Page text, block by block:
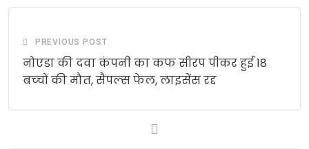
PREVIOUS POST
नोएडा की दवा कंपनी का कफ सीरप पीकर हुई 18
बच्‍चों की मौत, सैंपल्‍स फेल, लाइसेंस रद्द